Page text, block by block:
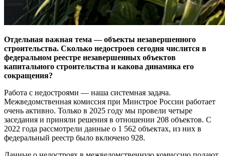
Отдельная важная тема — объекты незавершенного
строительства. Сколько недостроев сегодня числится в
федеральном реестре незавершенных объектов
капитального строительства и какова динамика его
сокращения?
Работа с недостроями — наша системная задача.
Межведомственная комиссия при Минстрое России работает
очень активно. Только в 2025 году мы провели четыре
заседания и приняли решения в отношении 208 объектов. С
2022 года рассмотрели данные о 1 562 объектах, из них в
федеральный реестр было включено 928.